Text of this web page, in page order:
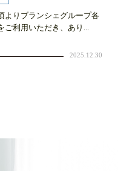
よりブランシェグループ各
ご利用いただき、あり...
2025.12.30